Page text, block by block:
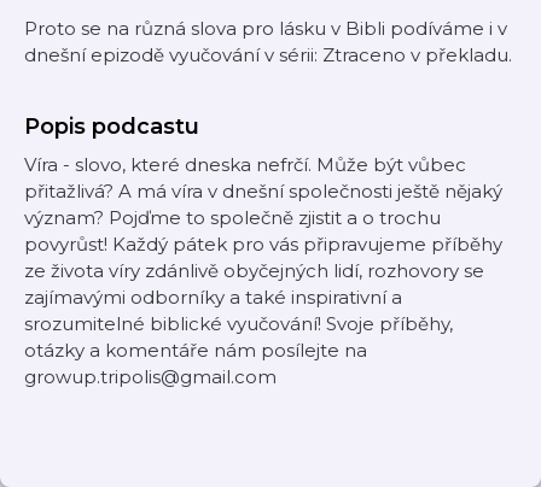
Proto se na různá slova pro lásku v Bibli podíváme i v
dnešní epizodě vyučování v sérii: Ztraceno v překladu.
Popis podcastu
Víra - slovo, které dneska nefrčí. Může být vůbec
přitažlivá? A má víra v dnešní společnosti ještě nějaký
význam? Pojďme to společně zjistit a o trochu
povyrůst! Každý pátek pro vás připravujeme příběhy
ze života víry zdánlivě obyčejných lidí, rozhovory se
zajímavými odborníky a také inspirativní a
srozumitelné biblické vyučování! Svoje příběhy,
otázky a komentáře nám posílejte na
growup.tripolis@gmail.com